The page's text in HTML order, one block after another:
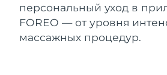
персональный уход в
FOREO — от уровня
массажных процедур.
Вьетнам